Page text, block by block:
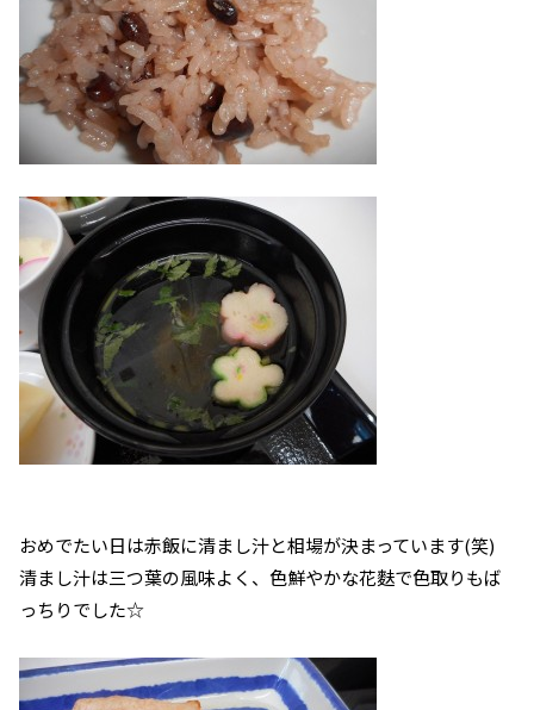
おめでたい日は赤飯に清まし汁と相場が決まっています(笑)
清まし汁は三つ葉の風味よく、色鮮やかな花麩で色取りもば
っちりでした☆